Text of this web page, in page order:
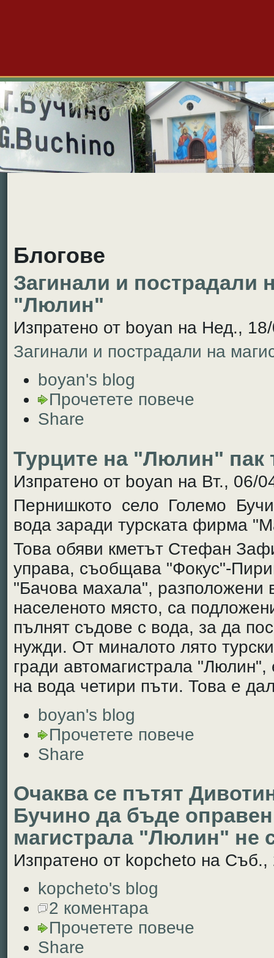
Блогове
Загинали и пострадали
"Люлин"
Изпратено от boyan на Нед.,
Загинали и пострадали на
boyan's blog
Прочетете повече
Share
Турците на "Люлин" пак
Изпратено от boyan на Вт., 06/
Пернишкото село Големо
вода заради турската фирма
Това обяви кметът Стефан
управа, съобщава "Фокус"-
"Бачова махала", разположени
населеното място, са
пълнят съдове с вода, за да
нужди. От миналото лято
гради автомагистрала
на вода четири пъти. Това е
boyan's blog
Прочетете повече
Share
Очаква се пътят
Бучино да бъде
магистрала "Люлин" не
Изпратено от kopcheto на
kopcheto's blog
2 коментара
Прочетете повече
Share